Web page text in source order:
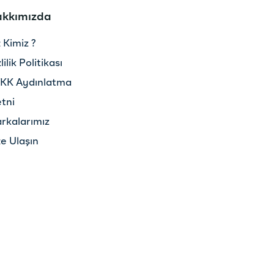
Kimiz ?
Politikası
Aydınlatma
Ulaşın